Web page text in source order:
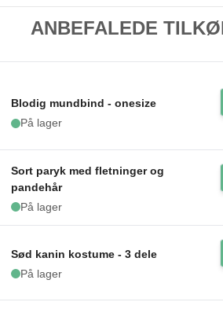
ANBEFALEDE
Blodig mundbind - onesize
På lager
Sort paryk med fletninger og
pandehår
På lager
Sød kanin kostume - 3 dele
På lager